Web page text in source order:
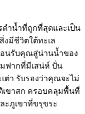
ดำน้ำที่ถูกที่สุดและเป็น
สิ่งมีชีวิตใต้ทะเล
อนรับคุณสู่น่านน้ำของ
มฟากที่มีเสน่ห์ ปั่น
ต่า รับรองว่าคุณจะไม่
เขาสก ครอบคลุมพื้นที่
ะภูเขาที่ขรุขระ